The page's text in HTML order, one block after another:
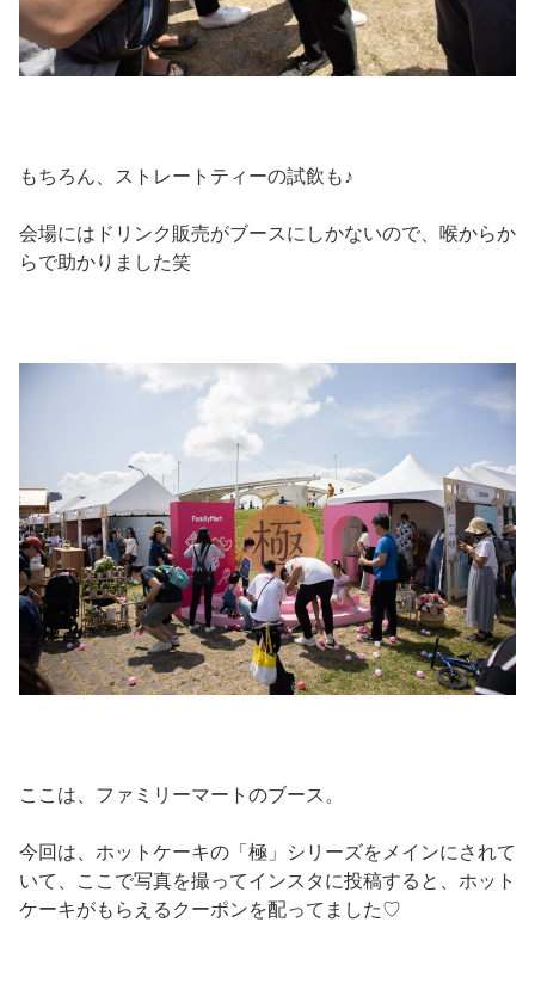
もちろん、ストレートティーの試飲も♪
会場にはドリンク販売がブースにしかないので、喉からか
らで助かりました笑
ここは、ファミリーマートのブース。
今回は、ホットケーキの「極」シリーズをメインにされて
いて、ここで写真を撮ってインスタに投稿すると、ホット
ケーキがもらえるクーポンを配ってました♡